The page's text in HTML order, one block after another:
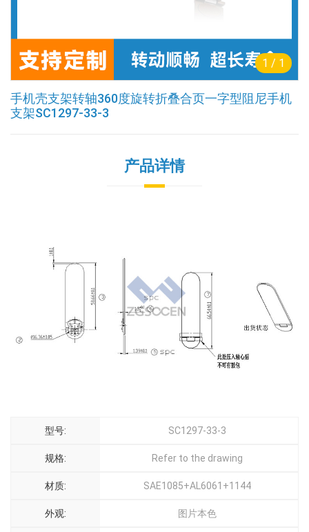
1 / 1
手机壳支架转轴360度旋转折叠合页一字型阻尼手机
支架SC1297-33-3
产品详情
型号: SC1297-33-3
规格: Refer to the drawing
材质: SAE1085+AL6061+1144
外观: 图片本色